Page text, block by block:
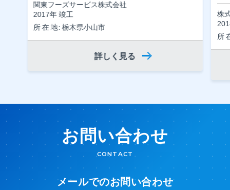
関東フーズサービス株式会社
2017年 竣工
所在地 栃木県小山市
詳しく見る
株
所
お問い合わせ
CONTACT
メールでのお問い合わせ